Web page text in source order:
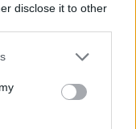
disclose it to other
Montenegro